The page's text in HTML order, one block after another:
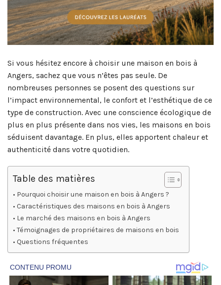
Si vous hésitez encore à choisir une maison en bois à
Angers, sachez que vous n’êtes pas seule. De
nombreuses personnes se posent des questions sur
l’impact environnemental, le confort et l’esthétique de ce
type de construction. Avec une conscience écologique de
plus en plus présente dans nos vies, les maisons en bois
séduisent davantage. En plus, elles apportent chaleur et
authenticité dans votre quotidien.
Table des matières
Pourquoi choisir une maison en bois à Angers ?
Caractéristiques des maisons en bois à Angers
Le marché des maisons en bois à Angers
Témoignages de propriétaires de maisons en bois
Questions fréquentes